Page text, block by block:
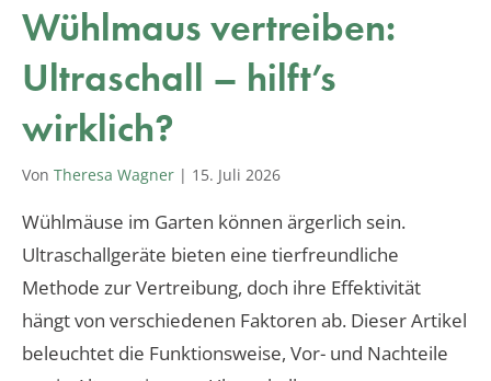
Wühlmaus vertreiben:
Ultraschall – hilft’s
wirklich?
Von Theresa Wagner | 15. Juli 2026
Wühlmäuse im Garten können ärgerlich sein.
Ultraschallgeräte bieten eine tierfreundliche
Methode zur Vertreibung, doch ihre Effektivität
hängt von verschiedenen Faktoren ab. Dieser Artikel
beleuchtet die Funktionsweise, Vor- und Nachteile